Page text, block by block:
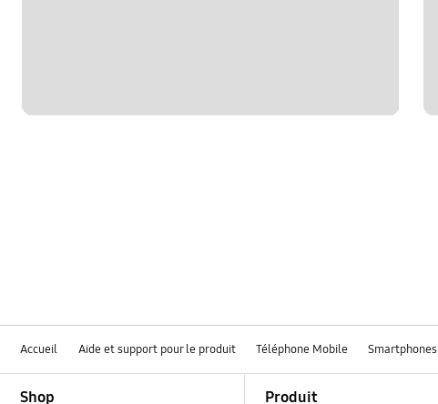
Accueil Aide et support pour le produit Téléphone Mobile Smartphones
Shop Produit